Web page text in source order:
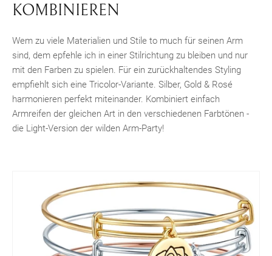
KOMBINIEREN
Wem zu viele Materialien und Stile to much für seinen Arm
sind, dem epfehle ich in einer Stilrichtung zu bleiben und nur
mit den Farben zu spielen. Für ein zurückhaltendes Styling
empfiehlt sich eine Tricolor-Variante. Silber, Gold & Rosé
harmonieren perfekt miteinander. Kombiniert einfach
Armreifen der gleichen Art in den verschiedenen Farbtönen -
die Light-Version der wilden Arm-Party!